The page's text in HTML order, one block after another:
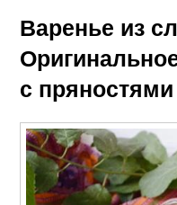
Варенье из
с пряностями